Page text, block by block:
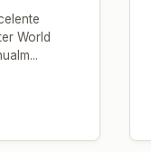
World